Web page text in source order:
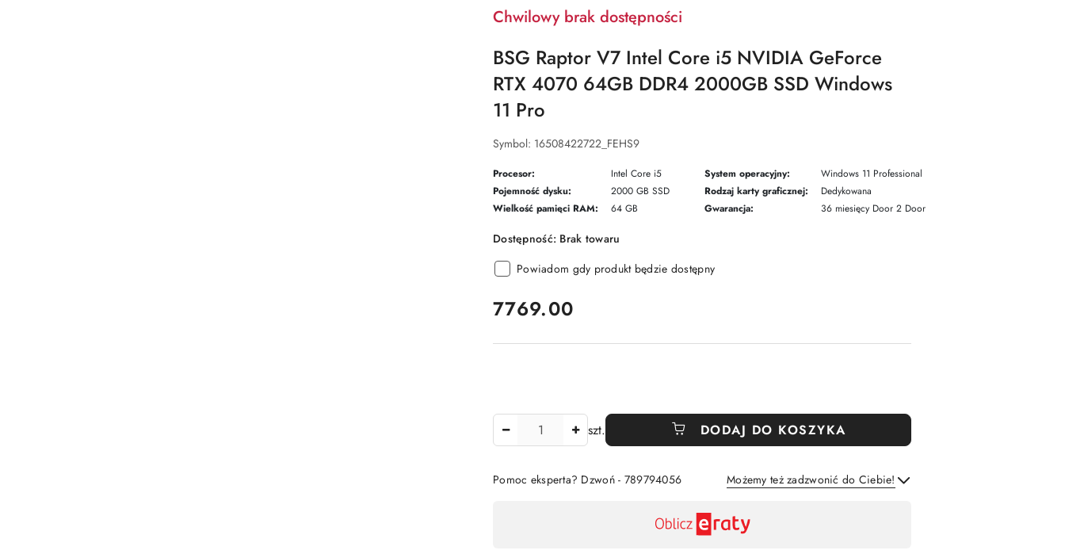
Chwilowy brak dostępności
BSG Raptor V7 Intel Core i5 NVIDIA GeForce
RTX 4070 64GB DDR4 2000GB SSD Windows
11 Pro
Symbol: 16508422722_FEHS9
Procesor: Intel Core i5 System operacyjny:
Windows 11 Professional
Pojemność dysku:
2000 GB SSD Rodzaj karty graficznej:
Dedykowana
Wielkość pamięci RAM:
64 GB Gwarancja: 36 miesięcy Door 2 Door
Dostępność: Brak towaru
Powiadom gdy produkt będzie dostępny
cena:
7769.00
szt. DODAJ DO KOSZYKA
Pomoc eksperta? Dzwoń - 789794056 Możemy też zadzwonić do Ciebie!